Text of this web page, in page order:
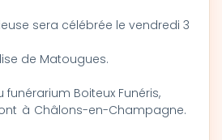
sera célébrée le vendredi 3
de Matougues.
Boiteux Funéris,
à Châlons-en-Champagne.